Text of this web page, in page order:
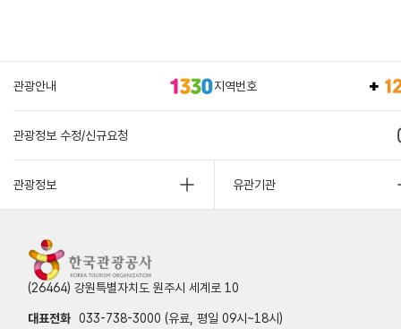
관광안내 지역번호
관광정보 수정/신규요청
관광정보 유관기관
(26464) 강원특별자치도 원주시 세계로 10
대표전화 033-738-3000 (유료, 평일 09시~18시)